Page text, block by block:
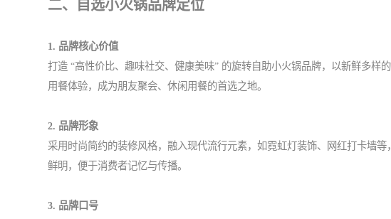
二、自选小火锅品牌定位
1. 品牌核心价值
打造 “高性价比、趣味社交、健康美味” 的旋转自助小火锅品牌，以新鲜多
用餐体验，成为朋友聚会、休闲用餐的首选之地。
2. 品牌形象
采用时尚简约的装修风格，融入现代流行元素，如霓虹灯装饰、网红打卡墙
鲜明，便于消费者记忆与传播。
3. 品牌口号